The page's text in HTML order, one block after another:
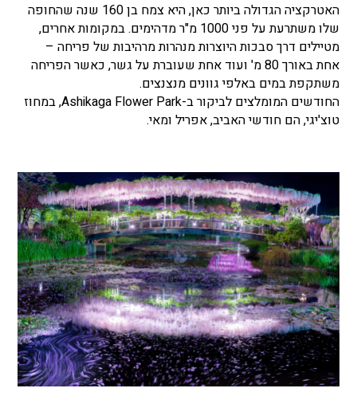
האטרקציה הגדולה ביותר כאן, היא צמח בן 160 שנה שהחופה
שלו משתרעת על פני 1000 מ"ר מדהימים. במקומות אחרים,
מטיילים דרך סבכות היוצרות מנהרות מרהיבות של פריחה –
אחת באורך 80 מ' ועוד אחת שעוברת על גשר, כאשר הפריחה
משתקפת במים באלפי גוונים מנצנצים.
החודשים המומלצים לביקור ב-Ashikaga Flower Park, במחוז
טוצ'יגי, הם חודשי האביב, אפריל ומאי.